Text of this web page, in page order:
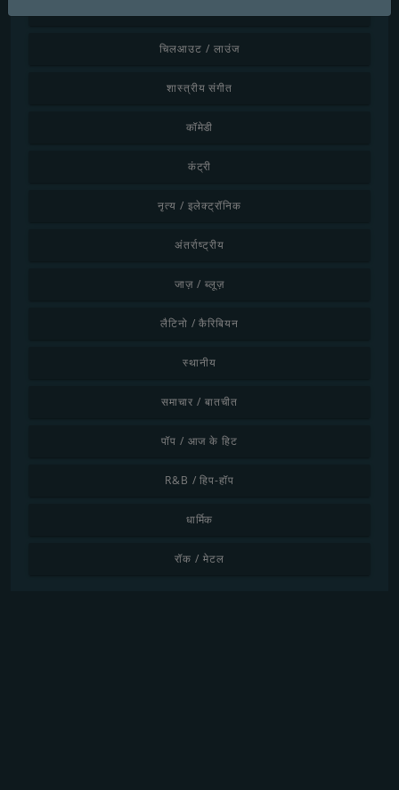
चिलआउट / लाउंज
शास्त्रीय संगीत
कॉमेडी
कंट्री
नृत्य / इलेक्ट्रॉनिक
अंतर्राष्ट्रीय
जाज़ / ब्लूज़
लैटिनो / कैरिबियन
स्थानीय
समाचार / बातचीत
पॉप / आज के हिट
R&B / हिप-हॉप
धार्मिक
रॉक / मेटल